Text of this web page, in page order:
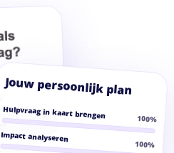
Jouw persoonlijk plan
Hulpvraag in kaart brengen 100%
Impact analyseren
100%